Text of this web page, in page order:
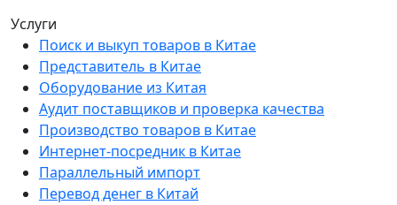
Услуги
Поиск и выкуп товаров в Китае
Представитель в Китае
Оборудование из Китая
Аудит поставщиков и проверка качества
Производство товаров в Китае
Интернет-посредник в Китае
Параллельный импорт
Перевод денег в Китай